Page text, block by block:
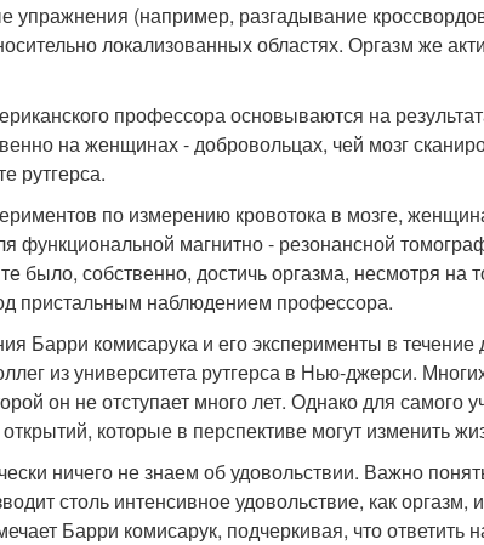
упражнения (например, разгадывание
локализованных областях. Оргазм же
профессора основываются на
на женщинах - добровольцах, чей мозг
рутгерса.
по измерению кровотока в мозге,
функциональной магнитно - резонансной
было, собственно, достичь оргазма, несмотря на
пристальным наблюдением профессора.
Барри комисарука и его эксперименты в
из университета рутгерса в Нью-джерси.
он не отступает много лет. Однако для самого
которые в перспективе могут изменить
ничего не знаем об удовольствии. Важно
столь интенсивное удовольствие, как
Барри комисарук, подчеркивая, что